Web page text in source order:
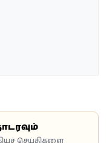
செய்திகளை